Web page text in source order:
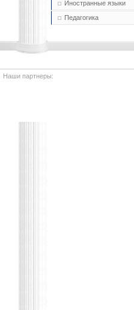
Иностранные языки
Педагогика
Наши партнеры: